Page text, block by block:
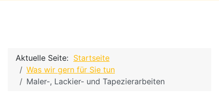
Aktuelle Seite: Startseite
Was wir gern für Sie tun
Maler-, Lackier- und Tapezierarbeiten